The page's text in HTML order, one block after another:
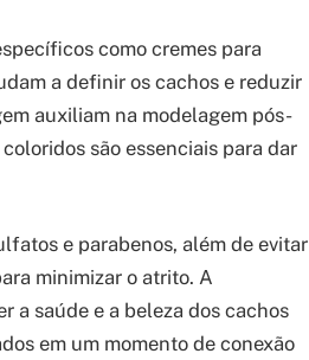
como cremes para
a definir os cachos e reduzir
auxiliam na modelagem pós-
são essenciais para dar
e parabenos, além de evitar
minimizar o atrito. A
a saúde e a beleza dos cachos
em um momento de conexão